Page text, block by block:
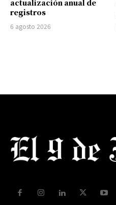
actualización anual de
registros
6 agosto 2026